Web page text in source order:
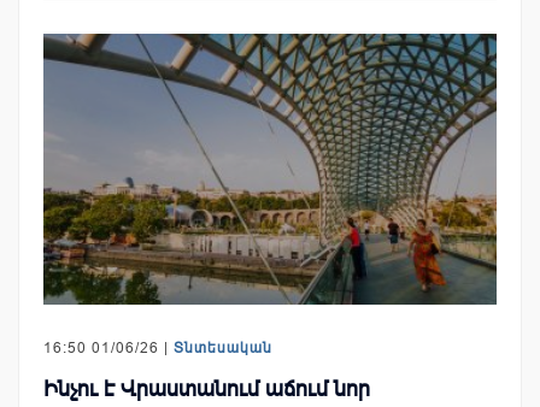
16:50 01/06/26 | Տնտեսական
Ինչու է Վրաստանում աճում նոր